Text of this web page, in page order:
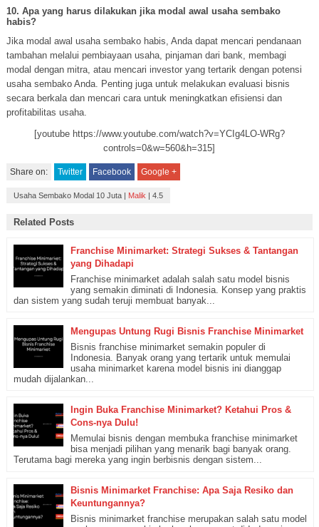
10. Apa yang harus dilakukan jika modal awal usaha sembako
habis?
Jika modal awal usaha sembako habis, Anda dapat mencari pendanaan
tambahan melalui pembiayaan usaha, pinjaman dari bank, membagi
modal dengan mitra, atau mencari investor yang tertarik dengan potensi
usaha sembako Anda. Penting juga untuk melakukan evaluasi bisnis
secara berkala dan mencari cara untuk meningkatkan efisiensi dan
profitabilitas usaha.
[youtube https://www.youtube.com/watch?v=YCIg4LO-WRg?
controls=0&w=560&h=315]
Share on: Twitter Facebook Google +
Usaha Sembako Modal 10 Juta| Malik | 4.5
Related Posts
Franchise Minimarket: Strategi Sukses & Tantangan
yang Dihadapi
Franchise minimarket adalah salah satu model bisnis
yang semakin diminati di Indonesia. Konsep yang praktis
dan sistem yang sudah teruji membuat banyak...
Mengupas Untung Rugi Bisnis Franchise Minimarket
Bisnis franchise minimarket semakin populer di
Indonesia. Banyak orang yang tertarik untuk memulai
usaha minimarket karena model bisnis ini dianggap
mudah dijalankan...
Ingin Buka Franchise Minimarket? Ketahui Pros &
Cons-nya Dulu!
Memulai bisnis dengan membuka franchise minimarket
bisa menjadi pilihan yang menarik bagi banyak orang.
Terutama bagi mereka yang ingin berbisnis dengan sistem...
Bisnis Minimarket Franchise: Apa Saja Resiko dan
Keuntungannya?
Bisnis minimarket franchise merupakan salah satu model